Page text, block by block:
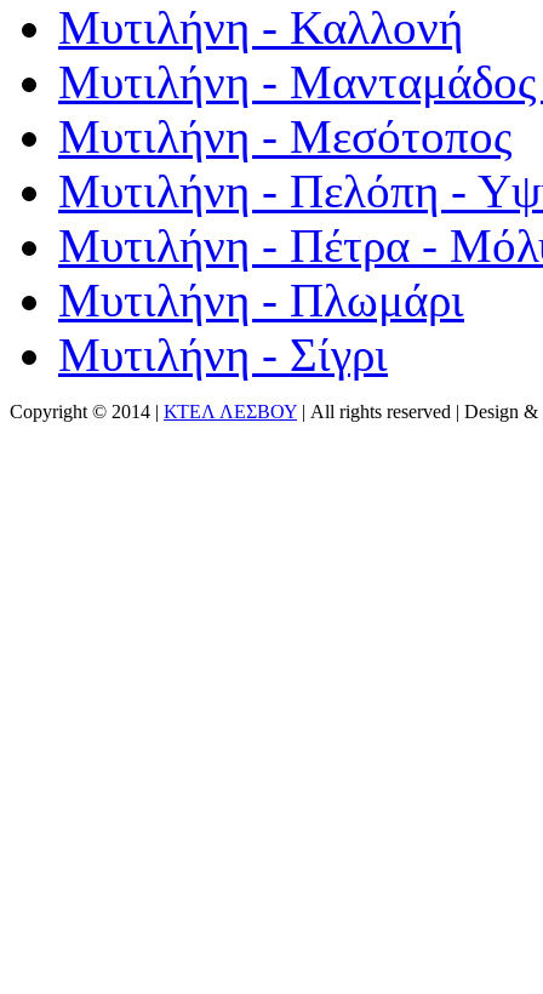
Μυτιλήνη - Καλλονή
Μυτιλήνη - Μανταμάδος
Μυτιλήνη - Μεσότοπος
Μυτιλήνη - Πελόπη -
Μυτιλήνη - Πέτρα -
Μυτιλήνη - Πλωμάρι
Μυτιλήνη - Σίγρι
Copyright © 2014 | ΚΤΕΛ ΛΕΣΒΟΥ | All rights reserved | Design &